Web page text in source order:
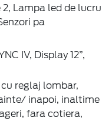
Lampa led de lucru
pa
IV, Display 12”,
reglaj lombar,
inapoi, inaltime
fara cotiera,